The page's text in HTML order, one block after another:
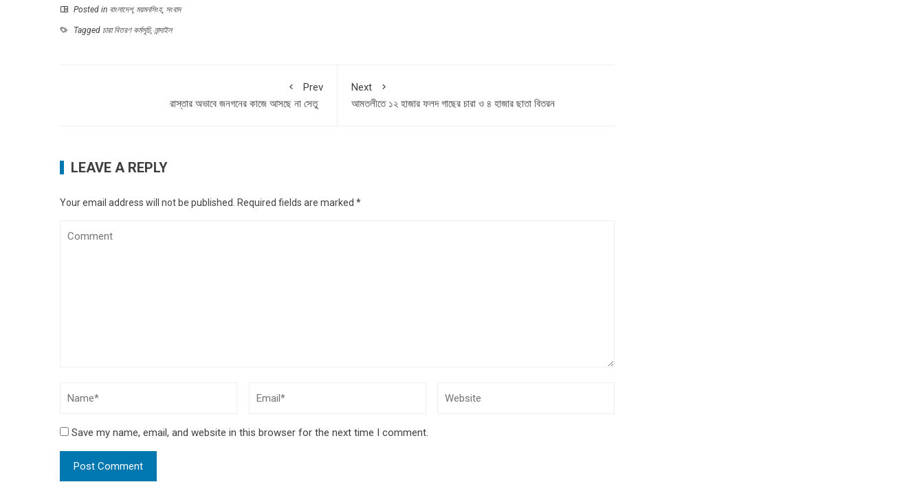
Posted in বাংলাদেশ, ময়মনসিংহ, সংবাদ
Tagged চারা বিতরণ কর্মসূচি, নান্দাইল
Prev
রাস্তার অভাবে জনগনের কাজে আসছে না সেতু
Next
আমতলীতে ১২ হাজার ফলদ গাছের চারা ও ৪ হাজার ছাতা বিতরন
LEAVE A REPLY
Your email address will not be published. Required fields are marked *
Save my name, email, and website in this browser for the next time I comment.